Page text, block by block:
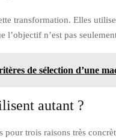
transformation. Elles
n’est pas
de sélection d’une
autant ?
trois raisons très